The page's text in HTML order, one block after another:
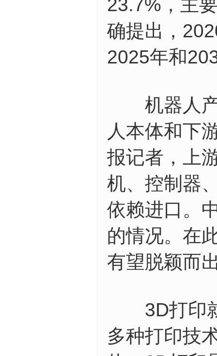
23.7%，主
确提出，
2025年和
机器人产
人本体和下
报记者，上
机、控制器
依赖进口。
的情况。在
有望脱颖而
3D打印就
多种打印技